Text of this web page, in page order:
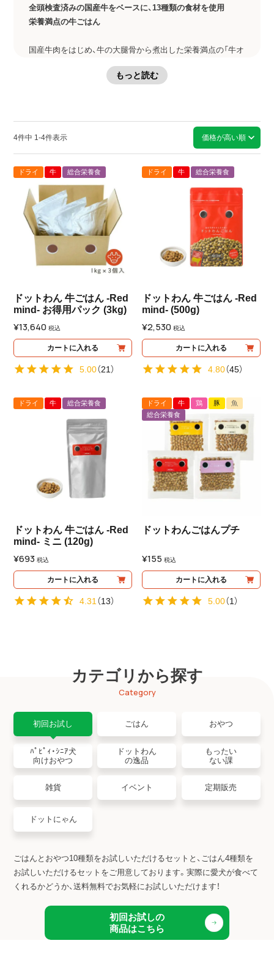
全頭検査済みの国産牛をベースに、13種類の食材を使用
栄養満点の牛ごはん
国産牛肉をはじめ、牛の大腿骨から煮出した栄養満点の「牛オ
ドットわんごはんシリーズの中で唯一「栄養添加物」も一切不
す。
もっと読む
価格が高い順
4件中 1-4件表示
ドライ 牛 総合栄養食
ドットわん 牛ごはん -Red
mind- お得用パック (3kg)
¥13,640 税込
カートに入れる
5.00（21 ）
ドライ 牛 総合栄養食
ドットわん 牛ごはん -Red
mind- (500g)
¥2,530 税込
カートに入れる
4.80（45）
ドライ 牛 総合栄養食
ドットわん 牛ごはん -Red
mind- ミニ (120g)
¥693 税込
カートに入れる
4.31 （13）
ドライ 牛 鶏 豚
魚
総合栄養食
ドットわんごはんプチ
¥155 税込
カートに入れる
5.00（1 ）
カテゴリから探す
Category
初回お試し ごはん おやつ
ﾊﾟﾋﾟｨ・ｼﾆｱ犬
向けおやつ
ドットわん
の逸品
もったい
ない課
雑貨 イベント 定期販売
ドットにゃん
ごはんとおやつ10種類をお試しいただけるセットと、ごはん4種類を
お試しいただけるセットをご用意しております。実際に愛犬が食べて
くれるかどうか、送料無料でお気軽にお試しいただけます！
初回お試しの
商品はこちら